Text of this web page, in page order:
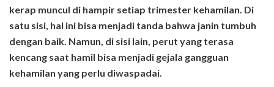
kerap muncul di hampir setiap trimester kehamilan. Di
satu sisi, hal ini bisa menjadi tanda bahwa janin tumbuh
dengan baik. Namun, di sisi lain, perut yang terasa
kencang saat hamil bisa menjadi gejala gangguan
kehamilan yang perlu diwaspadai.